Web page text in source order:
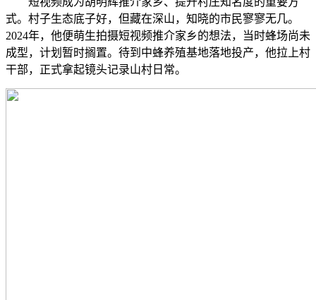
式。村子生态底子好，但藏在深山，知晓的市民寥寥无几。
2024年，他便萌生拍摄短视频推介家乡的想法，当时蜂场尚未
成型，计划暂时搁置。待到中蜂养殖基地落地投产，他拉上村
干部，正式拿起镜头记录山村日常。